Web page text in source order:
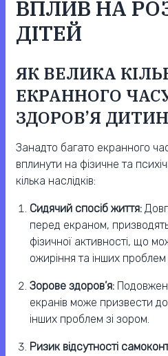
ВПЛИВ НА
ДІТЕЙ
ЯК ВЕЛИКА
ЕКРАННОГО
ЗДОРОВ’Я
Занадто багато екранного
вплинути на фізичне та
кілька наслідків:
Сидячий спосіб життя:
перед екраном,
фізичної активності, що
ожиріння та інших проблем
Зорове здоров’я:
екранів може призвести
інших проблем зі зором.
Ризик відсутності